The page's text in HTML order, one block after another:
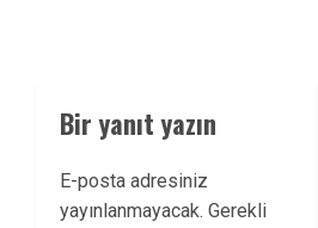
Bir yanıt yazın
E-posta adresiniz
yayınlanmayacak. Gerekli